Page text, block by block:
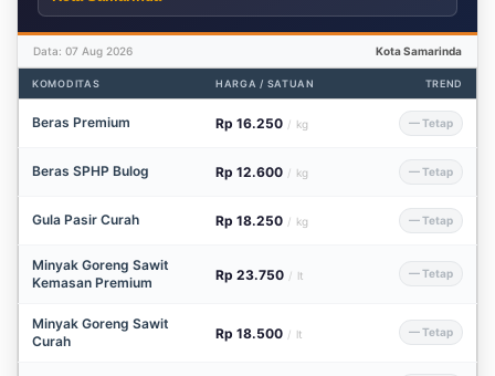
Data: 07 Aug 2026 Kota Samarinda
KOMODITAS HARGA / SATUAN TREND
Beras Premium Rp 16.250 / kg — Tetap
Beras SPHP Bulog Rp 12.600 / kg — Tetap
Gula Pasir Curah Rp 18.250 / kg — Tetap
Minyak Goreng Sawit
Kemasan Premium
Rp 23.750 / lt — Tetap
Minyak Goreng Sawit
Curah
Rp 18.500 / lt — Tetap